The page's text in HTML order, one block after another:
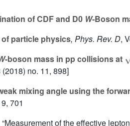
of CDF and D0 W-Boson
of particle physics, Phys. Rev. D,
-boson mass in pp collisions at
no. 11, 898]
mixing angle using the
701
of the effective